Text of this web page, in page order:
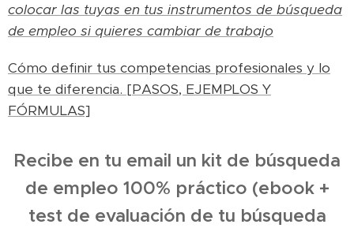
colocar las tuyas en tus instrumentos de búsqueda
de empleo si quieres cambiar de trabajo
Cómo definir tus competencias profesionales y lo
que te diferencia. [PASOS, EJEMPLOS Y
FÓRMULAS]
Recibe en tu email un kit de búsqueda
de empleo 100% práctico (ebook +
test de evaluación de tu búsqueda